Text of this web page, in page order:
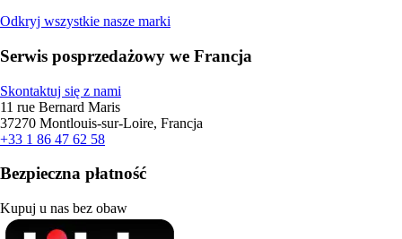
Odkryj wszystkie nasze marki
Serwis posprzedażowy we Francja
Skontaktuj się z nami
11 rue Bernard Maris
37270 Montlouis-sur-Loire, Francja
+33 1 86 47 62 58
Bezpieczna płatność
Kupuj u nas bez obaw